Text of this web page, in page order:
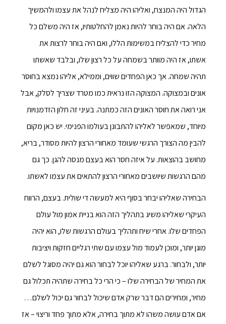
הגדול היה המנצח, ואליהו היה מצליח לנהל את עצמו ולהמשיך
הלאה. אם היה בוחר להיות נאמן להחלטותיו, אז היה משלם כל
מחיר כדי להצליח במשימות הללו, ואם היה בוחר לרצות את
אשתו, אז היה מוותר בשמחה על כל רצון שלו, ובלבד שאשתו
תהיה שמחה. אך כאן הפחדים שווים, וממילא, אליהו נמצא בחוסר
אונים ובמצוקה. המצוקה הזו נראית כמו מטרד שצריך לסלק, אבל
אני רואה את חוסר האונים הזה כמתנה. בעיני זה חלון הזדמנויות
מיוחד, שמאפשר לאליהו להתבונן בעולמו הפנימי. יש כאן מקום
להבין מה הצורך הרגשי שעומד מאחורי הרצון להיות מסודר, בריא,
מחושב בהוצאות. על איזה חסר הוא בעצם מנסה להגן. כך גם
מהם הרגשות שיושבים מאחורי הרצון להתאים את עצמו לאשתו.
הבחירה שאליהו יבחר בסוף היא למעשה די שולית. בעצם, הרווח
העיקרי שאליהו משיג בתהליך הזה הוא בניית אמון מול עולם
הפחדים שלו. אחרי שיח ותהליך בעולם הרגשות שלו, הוא יהיה
מוגן יותר, ומוכן לעמוד מול עצמו עם שתי רגליים חזקות ויציבות
יותר, ולבחור. ברגע שאליהו יוכל לבחור הוא גם יהיה מסוגל לשלם
את המחיר של הבחירה שלו – כי הרי כל בחירה שתהיה תכלול גם
מחיר, ומחירים הם דבר שרק אדם שיכול לבחור גם יכול לשלם…
אם אדם עושה משהו לא מתוך בחירה, אלא מתוך פחד וריצוי – אז